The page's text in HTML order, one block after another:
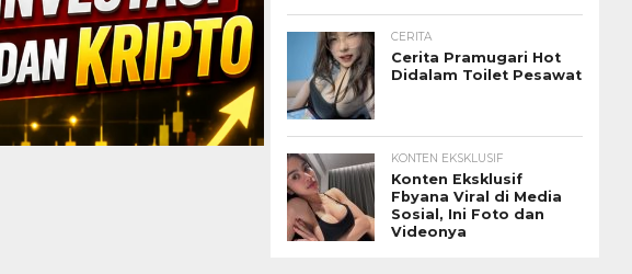
CERITA
Cerita Pramugari Hot
Didalam Toilet Pesawat
KONTEN EKSKLUSIF
Konten Eksklusif
Fbyana Viral di Media
Sosial, Ini Foto dan
Videonya